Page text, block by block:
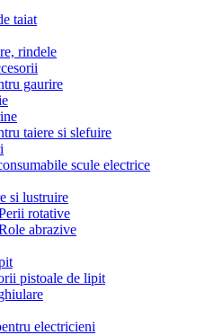
taiat
rindele
gaurire
taiere si slefuire
scule electrice
si lustruire
rotative
abrazive
pistoale de lipit
electricieni